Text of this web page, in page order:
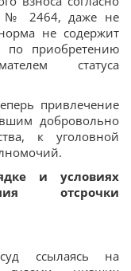
№ 2464, даже не
не содержит
по приобретению
статуса
привлечение
добровольно
к уголовной
и условиях
отсрочки
ссылаясь на